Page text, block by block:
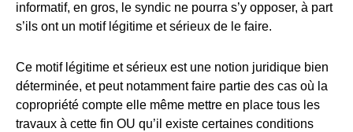
informatif, en gros, le syndic ne pourra s’y opposer, à part
s’ils ont un motif légitime et sérieux de le faire.
Ce motif légitime et sérieux est une notion juridique bien
déterminée, et peut notamment faire partie des cas où la
copropriété compte elle même mettre en place tous les
travaux à cette fin OU qu’il existe certaines conditions